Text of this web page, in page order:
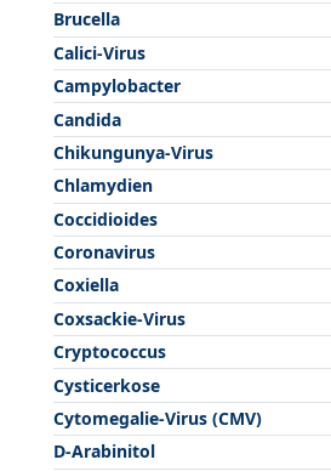
Brucella
Calici-Virus
Campylobacter
Candida
Chikungunya-Virus
Chlamydien
Coccidioides
Coronavirus
Coxiella
Coxsackie-Virus
Cryptococcus
Cysticerkose
Cytomegalie-Virus (CMV)
D-Arabinitol